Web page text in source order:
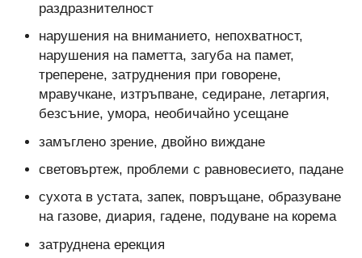
раздразнителност
нарушения на вниманието, непохватност,
нарушения на паметта, загуба на памет,
треперене, затруднения при говорене,
мравучкане, изтръпване, седиране, летаргия,
безсъние, умора, необичайно усещане
замъглено зрение, двойно виждане
световъртеж, проблеми с равновесието, падане
сухота в устата, запек, повръщане, образуване
на газове, диария, гадене, подуване на корема
затруднена ерекция